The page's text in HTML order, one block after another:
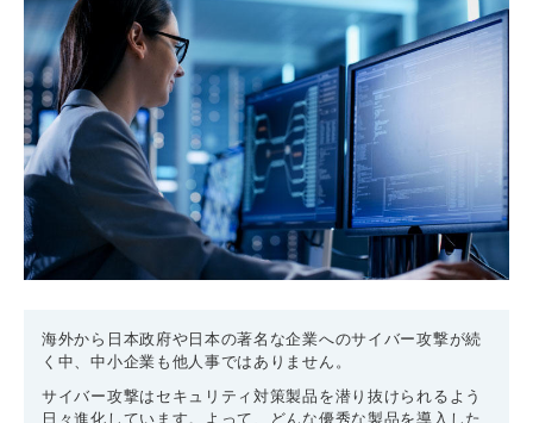
海外から日本政府や日本の著名な企業へのサイバー攻撃が続
く中、中小企業も他人事ではありません。
サイバー攻撃はセキュリティ対策製品を潜り抜けられるよう
日々進化しています。よって、どんな優秀な製品を導入した